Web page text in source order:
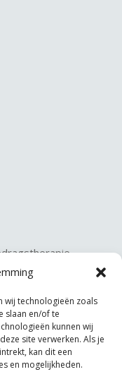
wij technologieën zoals
slaan en/of te
kunnen wij
site verwerken. Als je
kan dit een
en mogelijkheden.